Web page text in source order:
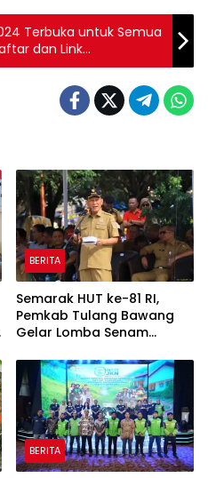
Terbuka untuk Semua
dan Link
BERITA
Semarak HUT ke-81 RI,
Pemkab Tulang Bawang
Gelar Lomba Senam
BERITA